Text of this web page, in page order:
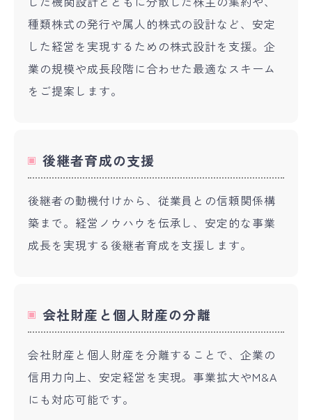
種類株式の発行や属人的株式の設計など、安定
した経営を実現するための株式設計を支援。企
業の規模や成長段階に合わせた最適なスキーム
をご提案します。
後継者育成の支援
後継者の動機付けから、従業員との信頼関係構
築まで。経営ノウハウを伝承し、安定的な事業
成長を実現する後継者育成を支援します。
会社財産と個人財産の分離
会社財産と個人財産を分離することで、企業の
信用力向上、安定経営を実現。事業拡大やM&A
にも対応可能です。